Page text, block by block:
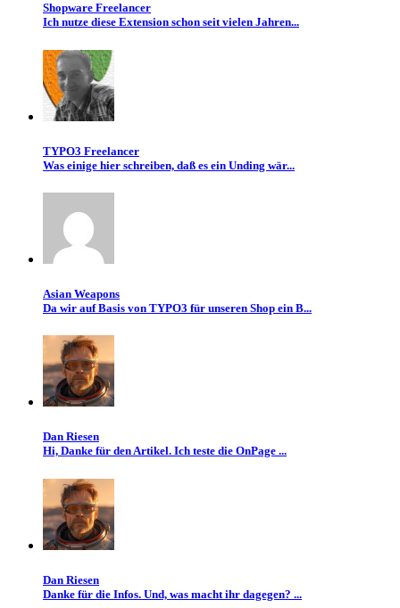
Shopware Freelancer
Ich nutze diese Extension schon seit vielen Jahren...
TYPO3 Freelancer
Was einige hier schreiben, daß es ein Unding wär...
Asian Weapons
Da wir auf Basis von TYPO3 für unseren Shop ein B...
Dan Riesen
Hi, Danke für den Artikel. Ich teste die OnPage ...
Dan Riesen
Danke für die Infos. Und, was macht ihr dagegen? ...